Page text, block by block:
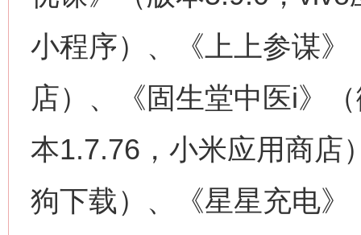
小程序）、《上上参谋
店）、《固生堂中医i》
本1.7.76，小米应用商店
狗下载）、《星星充电